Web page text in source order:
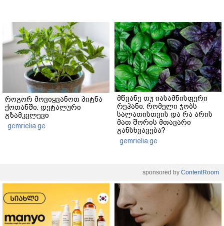
როგორ მოვიყვანოთ პიტნა
ქოთანში: დეტალური
გზამკვლევი
gemrielia.ge
მწვანე თუ იასამნისფერი
რეჰანი: რომელი ჯობს
სალათისთვის და რა არის
მათ შორის მთავარი
განსხვავება?
gemrielia.ge
sponsored by ContentRoom